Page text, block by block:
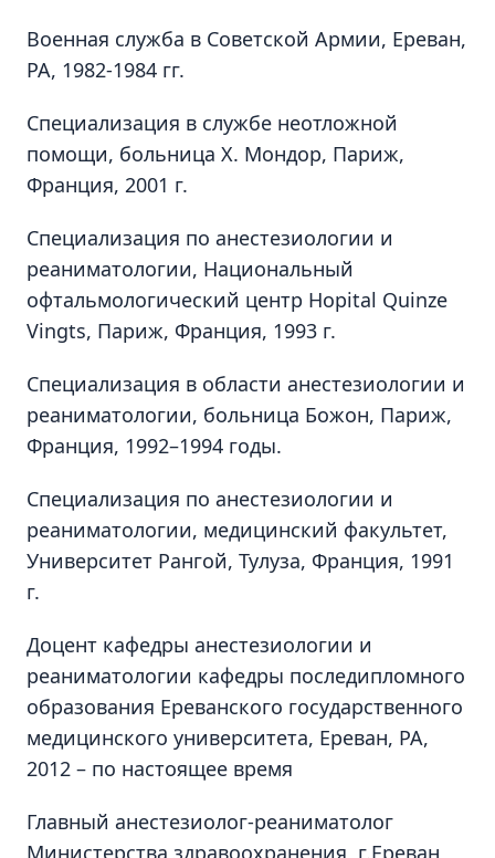
Военная служба в Советской Армии, Ереван,
РА, 1982-1984 гг.
Специализация в службе неотложной
помощи, больница Х. Мондор, Париж,
Франция, 2001 г.
Специализация по анестезиологии и
реаниматологии, Национальный
офтальмологический центр Hopital Quinze
Vingts, Париж, Франция, 1993 г.
Специализация в области анестезиологии и
реаниматологии, больница Божон, Париж,
Франция, 1992–1994 годы.
Специализация по анестезиологии и
реаниматологии, медицинский факультет,
Университет Рангой, Тулуза, Франция, 1991
г.
Доцент кафедры анестезиологии и
реаниматологии кафедры последипломного
образования Ереванского государственного
медицинского университета, Ереван, РА,
2012 – по настоящее время
Главный анестезиолог-реаниматолог
Министерства здравоохранения, г.Ереван,